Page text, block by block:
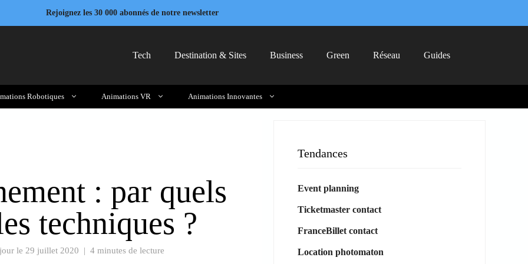
Rejoignez les 30 000 abonnés de notre newsletter
Tech Destination & Sites Business Green Réseau Guides
Robotiques Animations VR Animations Innovantes
: par quels
techniques ?
le 29 juillet 2020 | 4 minutes de lecture
Tendances
Event planning
Ticketmaster contact
FranceBillet contact
Location photomaton